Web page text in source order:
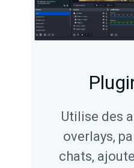
Utilise des
overlays,
chats,